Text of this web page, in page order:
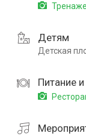
Детям
Детская
Питание